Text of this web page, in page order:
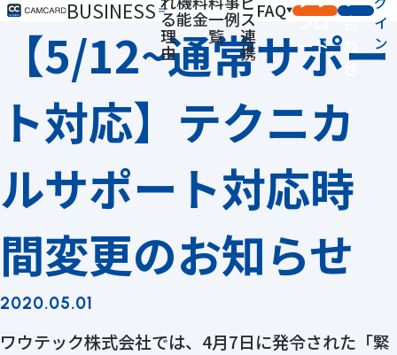
BUSINESS る
理
由
能金一
覧
例ス
連
携
FAQ
ンロ
ード
合
せ
イ
ン
【5/12~通常サポー
ト対応】テクニカ
ルサポート対応時
間変更のお知らせ
2020.05.01
ワウテック株式会社では、4月7日に発令された「緊